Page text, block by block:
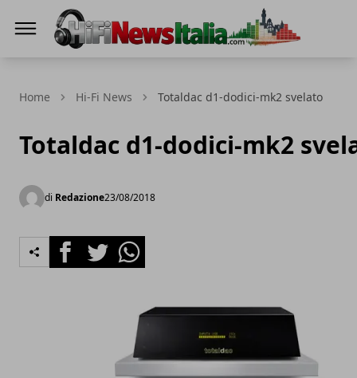
Home Hi-Fi News Totaldac d1-dodici-mk2 svelato
Totaldac d1-dodici-mk2
di Redazione23/08/2018
FacebookTwitterWhatsapp